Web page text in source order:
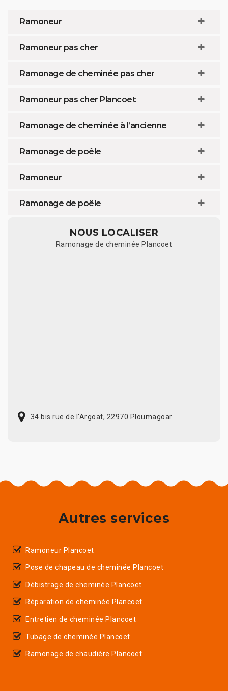
Ramoneur
Ramoneur pas cher
Ramonage de cheminée pas cher
Ramoneur pas cher Plancoet
Ramonage de cheminée à l’ancienne
Ramonage de poêle
Ramoneur
Ramonage de poêle
NOUS LOCALISER
Ramonage de cheminée Plancoet
34 bis rue de l'Argoat, 22970 Ploumagoar
Autres services
Ramoneur Plancoet
Pose de chapeau de cheminée Plancoet
Débistrage de cheminée Plancoet
Réparation de cheminée Plancoet
Entretien de cheminée Plancoet
Tubage de cheminée Plancoet
Ramonage de chaudière Plancoet